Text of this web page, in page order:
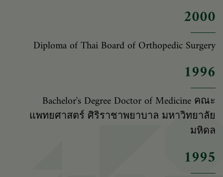
2000
Diploma of Thai Board of Orthopedic Surgery
1996
Bachelor's Degree Doctor of Medicine คณะ
แพทยศาสตร์ ศิริราชาพยาบาล มหาวิทยาลัย
มหิดล
1995